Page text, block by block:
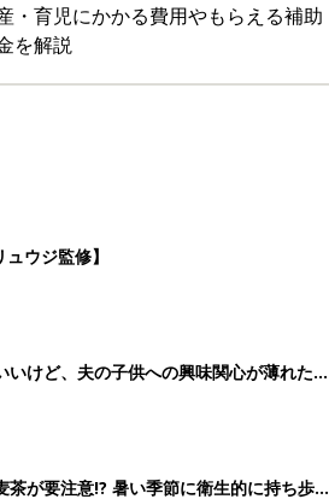
・育児にかかる費用やもらえる補助
を解説
ウジ監修】
けど、夫の子供への興味関心が薄れた気
が要注意!? 暑い季節に衛生的に持ち歩